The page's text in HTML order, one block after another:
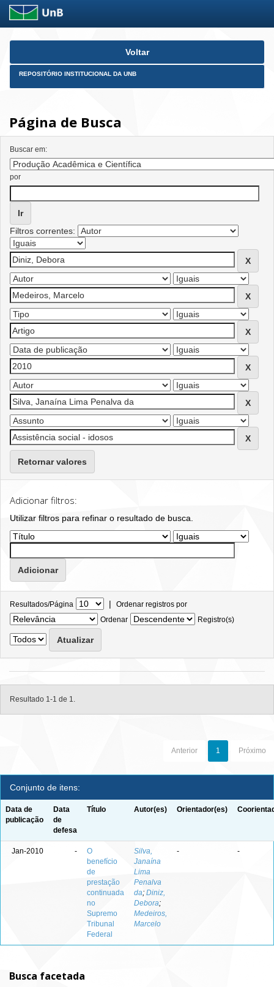
Skip
Voltar
REPOSITÓRIO INSTITUCIONAL DA UNB
Página de Busca
Buscar em:
por
Filtros correntes:
Retornar valores
Adicionar filtros:
Utilizar filtros para refinar o resultado de busca.
Resultados/Página | Ordenar registros por
Ordenar
Registro(s)
Resultado 1-1 de 1.
Anterior 1 Próximo
Conjunto de itens:
Data de
publicação
Data
de
defesa
Título Autor(es) Orientador(es)
Jan-2010 -
O
benefício
de
prestação
continuada
no
Supremo
Tribunal
Federal
Silva,
Janaína
Lima
Penalva
da; Diniz,
Debora;
Medeiros,
Marcelo
- -
Busca facetada